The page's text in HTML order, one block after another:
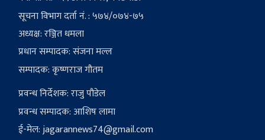
सूचना विभाग दर्ता नं. : ५७४/०७४-७५
अध्यक्ष: रञ्जित धमला
प्रधान सम्पादक: संजना मल्ल
सम्पादक: कृष्णराज गौतम
प्रवन्ध निर्देशक: राजु पौडेल
प्रवन्ध सम्पादक: आशिष लामा
ई-मेल:jagarannews74@gmail.com